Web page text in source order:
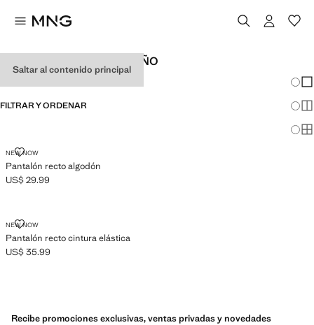
Saltar al contenido principal
PANTALONES DE BEBÉ NIÑO
FILTRAR Y ORDENAR
NEW NOW
Pantalón recto algodón
PANTALÓN RECTO ALGODÓN
Precio actual [US$ 29.99 ]
US$ 29.99
NEW NOW
Pantalón recto cintura elástica
PANTALÓN RECTO CINTURA ELÁSTICA
Precio actual [US$ 35.99 ]
US$ 35.99
Recibe promociones exclusivas, ventas privadas y novedades